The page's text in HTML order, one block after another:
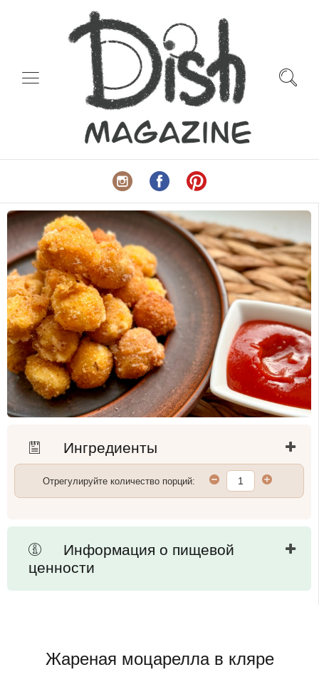
Ингредиенты
Отрегулируйте количество порций:
Информация о пищевой
ценности
Жареная моцарелла в кляре